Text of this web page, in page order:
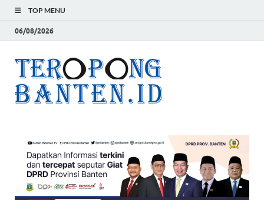
TOP MENU
06/08/2026